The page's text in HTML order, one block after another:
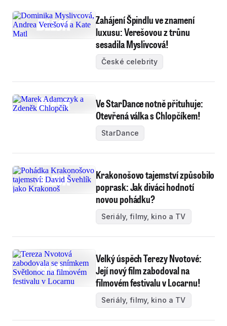
Zahájení Špindlu ve znamení
luxusu: Verešovou z trůnu
sesadila Myslivcová!
České celebrity
Ve StarDance notně přituhuje:
Otevřená válka s Chlopčíkem!
StarDance
Krakonošovo tajemství způsobilo
poprask: Jak diváci hodnotí
novou pohádku?
Seriály, filmy, kino a TV
Velký úspěch Terezy Nvotové:
Její nový film zabodoval na
filmovém festivalu v Locarnu!
Seriály, filmy, kino a TV